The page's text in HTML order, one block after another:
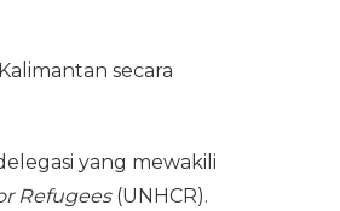
secara
yang mewakili
Refugees(UNHCR).